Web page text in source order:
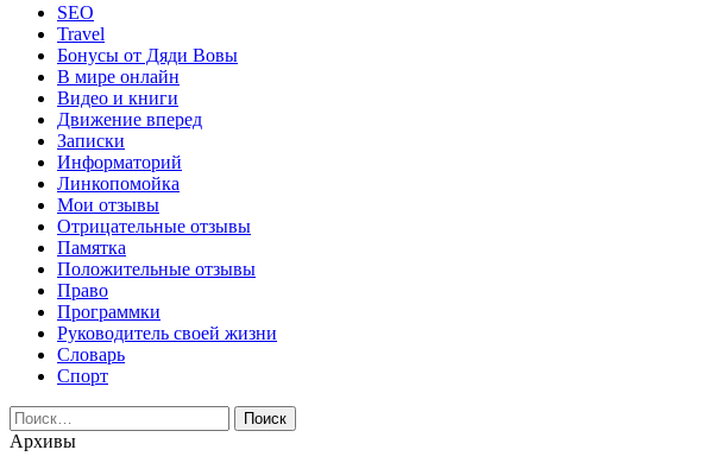
SEO
Travel
Бонусы от Дяди Вовы
В мире онлайн
Видео и книги
Движение вперед
Записки
Информаторий
Линкопомойка
Мои отзывы
Отрицательные отзывы
Памятка
Положительные отзывы
Право
Программки
Руководитель своей жизни
Словарь
Спорт
Найти:
Архивы